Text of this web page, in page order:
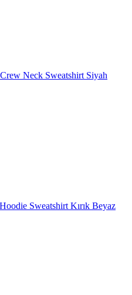
Neck Sweatshirt Siyah
Sweatshirt Kırık Beyaz